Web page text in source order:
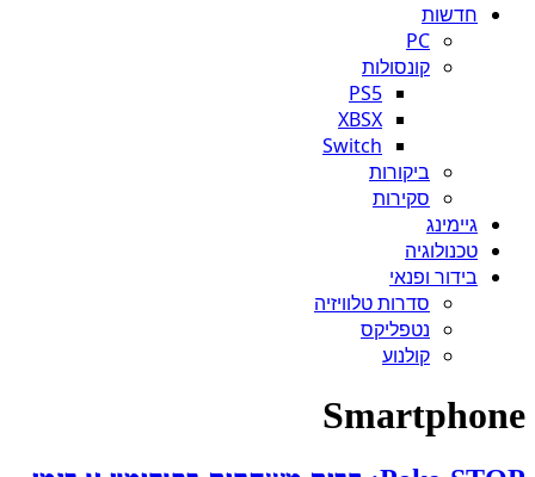
חדשות
PC
קונסולות
PS5
XBSX
Switch
ביקורות
סקירות
גיימינג
טכנולוגיה
בידור ופנאי
סדרות טלוויזיה
נטפליקס
קולנוע
Smartphone